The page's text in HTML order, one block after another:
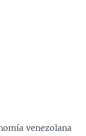
venezolana